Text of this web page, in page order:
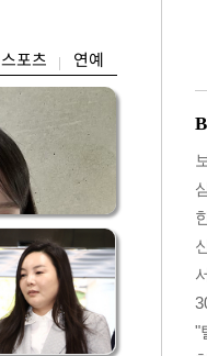
스포츠 연예